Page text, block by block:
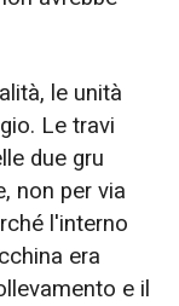
le unità
Le travi
due gru
non per via
l'interno
era
e il